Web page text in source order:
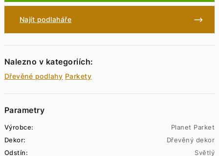
Najít podlaháře
Nalezno v kategoriích:
Dřevěné podlahy Parkety
Parametry
Výrobce:
Planet Parket
Dekor:
Dřevěný dekor
Odstín:
Světlý